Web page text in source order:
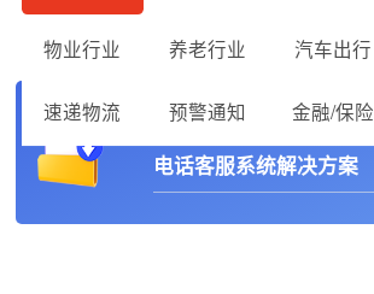
物业行业 养老行业 汽车出行
速递物流 预警通知 金融/保险
呼叫中心二次开发接口
电话客服系统解决方案